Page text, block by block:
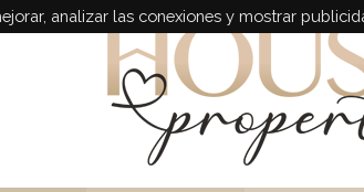
analizar las conexiones y mostrar